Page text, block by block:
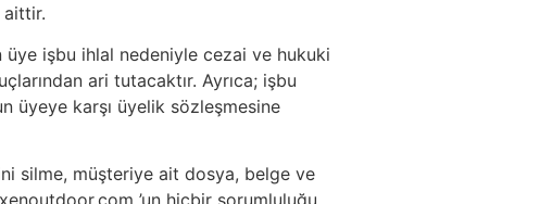
üye işbu ihlal nedeniyle cezai ve hukuki
ari tutacaktır. Ayrıca; işbu
üyeye karşı üyelik sözleşmesine
silme, müşteriye ait dosya, belge ve